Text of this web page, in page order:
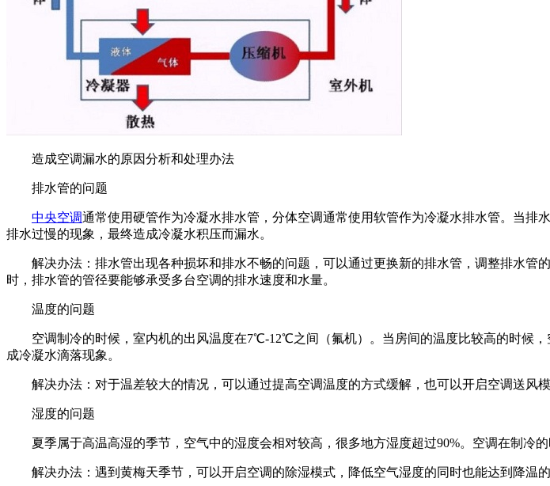
造成空调漏水的原因分析和处理办法
排水管的问题
中央空调通常使用硬管作为冷凝水排水管，分体空调通常使用软管作为冷凝水排水管。当排
排水过慢的现象，最终造成冷凝水积压而漏水。
解决办法：排水管出现各种损坏和排水不畅的问题，可以通过更换新的排水管，调整排水管
时，排水管的管径要能够承受多台空调的排水速度和水量。
温度的问题
空调制冷的时候，室内机的出风温度在7℃-12℃之间（氟机）。当房间的温度比较高的时候，
成冷凝水滴落现象。
解决办法：对于温差较大的情况，可以通过提高空调温度的方式缓解，也可以开启空调送风模
湿度的问题
夏季属于高温高湿的季节，空气中的湿度会相对较高，很多地方湿度超过90%。空调在制冷的
解决办法：遇到黄梅天季节，可以开启空调的除湿模式，降低空气湿度的同时也能达到降温